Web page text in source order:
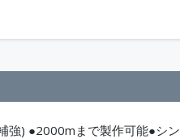
強) ●2000mまで製作可能●シン